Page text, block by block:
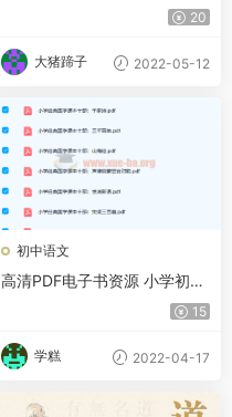
20
大猪蹄子 2022-05-12
初中语文
高清PDF电子书资源 小学初中
国学必备读本共18册 百度网盘
15
学糕 2022-04-17